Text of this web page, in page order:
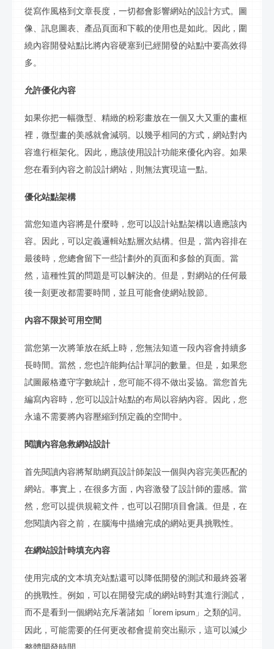
從寫作風格到文章長度，一切都會影響網站的設計方式。圖
像、 訊息圖表、產品頁面和下載的使用也是如此。因此，圍
繞內容開發站點比將內容硬塞到已經開發的站點中要高效得
多。
允許優化內容
如果你把一幅微型、精緻的粉彩畫放在一個又大又重的畫框
裡，微型畫的美感就會減弱。以幾乎相同的方式，網站對內
容進行框架化。因此，應該使用設計功能來優化內容。如果
您在看到內容之前設計網站，則無法實現這一點。
優化站點架構
當您知道內容將是什麼時，您可以設計站點架構以適應該內
容。因此，可以定義邏輯站點層次結構。但是，當內容排在
最後時，您總會留下一些計劃外的頁面和多餘的頁面。當
然，這種性質的問題是可以解決的。但是，對網站的任何最
後一刻更改都需要時間，並且可能會使網站脫節。
內容不限於可用空間
當您第一次將筆放在紙上時，您無法知道一段內容會持續多
長時間。當然，您也許能夠估計單詞的數量。但是，如果您
試圖嚴格遵守字數統計，您可能不得不做出妥協。當您首先
編寫內容時，您可以設計站點的布局以容納內容。因此，您
永遠不需要將內容壓縮到預定義的空間中。
閱讀內容急救網站設計
首先閱讀內容將幫助網頁設計師架設一個與內容完美匹配的
網站。事實上，在很多方面，內容激發了設計師的靈感。當
然，您可以提供規範文件，也可以召開項目會議。但是，在
您閱讀內容之前，在腦海中描繪完成的網站更具挑戰性。
在網站設計時填充內容
使用完成的文本填充站點還可以降低開發的測試和最終簽署
的挑戰性。例如，可以在開發完成的網站時對其進行測試，
而不是看到一個網站充斥著諸如「 lorem ipsum 」之類的詞。
因此，可能需要的任何更改都會提前突出顯示，這可以減少